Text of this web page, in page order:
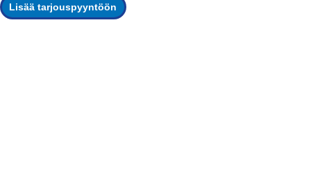
Lisää tarjouspyyntöön